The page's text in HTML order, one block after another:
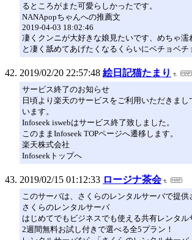
るところがまた可愛らしかったです。
NANApopちゃんへの推薦文
2019-04-03 18:02:46
凄くクンニが大好きな娘見たいです、めちゃ濡
と凄く舐めてあげたくなるくらいにベチョベチ
2019/02/20 22:57:48 絵日記猫たまり
サービス終了のお知らせ
日頃より楽天のサービスをご利用いただきま
います。
Infoseek iswebはサービス終了致しました。
このままInfoseek TOPページへ遷移します。
楽天株式会社
Infoseekトップへ
2019/02/15 01:12:33 ロージナ茶会
このサーバは、さくらのレンタルサーバで提供
さくらのレンタルサーバ
はじめてでもビジネスでも使える共有レンタル
2週間無料お試し付きで選べる全5プラン！